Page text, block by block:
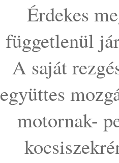
Érdekes
függetlenül
A saját
együttes
motornak-